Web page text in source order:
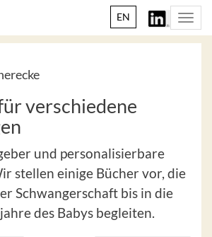
EN
verschiedene
und personalisierbare
stellen einige Bücher vor, die
Schwangerschaft bis in die
des Babys begleiten.